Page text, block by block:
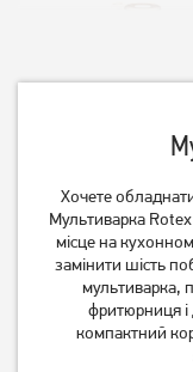
Мультиварка-
Moulinex CE501134
грн
Хочете
Мультиварка
місце на
замінити шість
мультиварка,
фритюрниця і
компактний